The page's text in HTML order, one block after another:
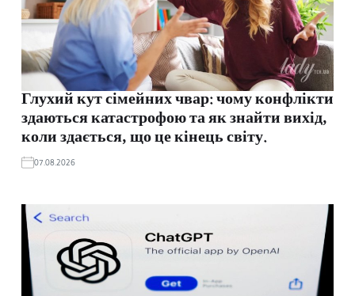
Глухий кут сімейних чвар: чому конфлікти
здаються катастрофою та як знайти вихід,
коли здається, що це кінець світу.
07.08.2026